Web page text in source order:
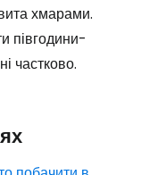
хмарами.
півгодини-
частково.